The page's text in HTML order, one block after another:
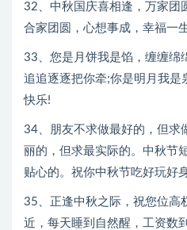
32、中秋国庆喜相逢，万家团
合家团圆，心想事成，幸福一生
33、您是月饼我是馅，缠缠绵
追追逐逐把你牵;你是明月我是
快乐!
34、朋友不求做最好的，但求
丽的，但求最实际的。中秋节
贴心的。祝你中秋节吃好玩好
35、正逢中秋之际，祝您位高
近，每天睡到自然醒，工资数